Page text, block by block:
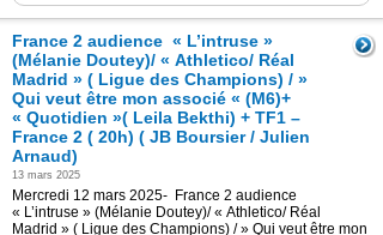
France 2 audience « L’intruse »
(Mélanie Doutey)/ « Athletico/ Réal
Madrid » ( Ligue des Champions) / »
Qui veut être mon associé « (M6)+
« Quotidien »( Leila Bekthi) + TF1 –
France 2 ( 20h) ( JB Boursier / Julien
Arnaud)
13 mars 2025
Mercredi 12 mars 2025- France 2 audience
« L’intruse » (Mélanie Doutey)/ « Athletico/ Réal
Madrid » ( Ligue des Champions) / » Qui veut être mon